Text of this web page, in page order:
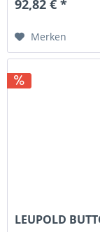
92,82 € *
Merken
LEUPOLD